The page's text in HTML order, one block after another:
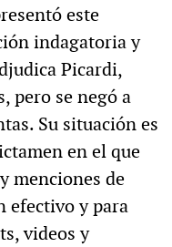
este
indagatoria y
Picardi,
pero se negó a
Su situación es
en el que
menciones de
efectivo y para
videos y